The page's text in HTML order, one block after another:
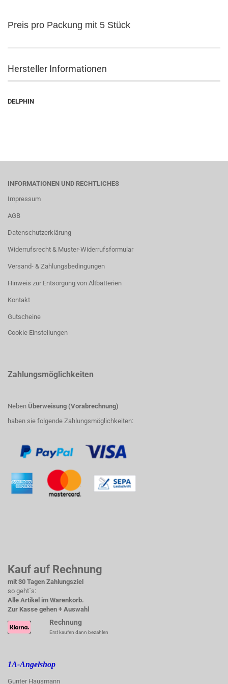
Preis pro Packung mit 5 Stück
Hersteller Informationen
DELPHIN
INFORMATIONEN UND RECHTLICHES
Impressum
AGB
Datenschutzerklärung
Widerrufsrecht & Muster-Widerrufsformular
Versand- & Zahlungsbedingungen
Hinweis zur Entsorgung von Altbatterien
Kontakt
Gutscheine
Cookie Einstellungen
Zahlungsmöglichkeiten
Neben Überweisung (Vorabrechnung)
haben sie folgende Zahlungsmöglichkeiten:
Kauf auf Rechnung
mit 30 Tagen Zahlungsziel
so geht´s:
Alle Artikel im Warenkorb.
Zur Kasse gehen + Auswahl
Rechnung
Erst kaufen dann bezahlen
1A-Angelshop
Gunter Hausmann